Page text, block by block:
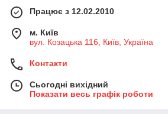
Працює з 12.02.2010
м. Київ
вул. Козацька 116, Київ, Україна
Контакти
Сьогодні вихідний
Показати весь графік роботи